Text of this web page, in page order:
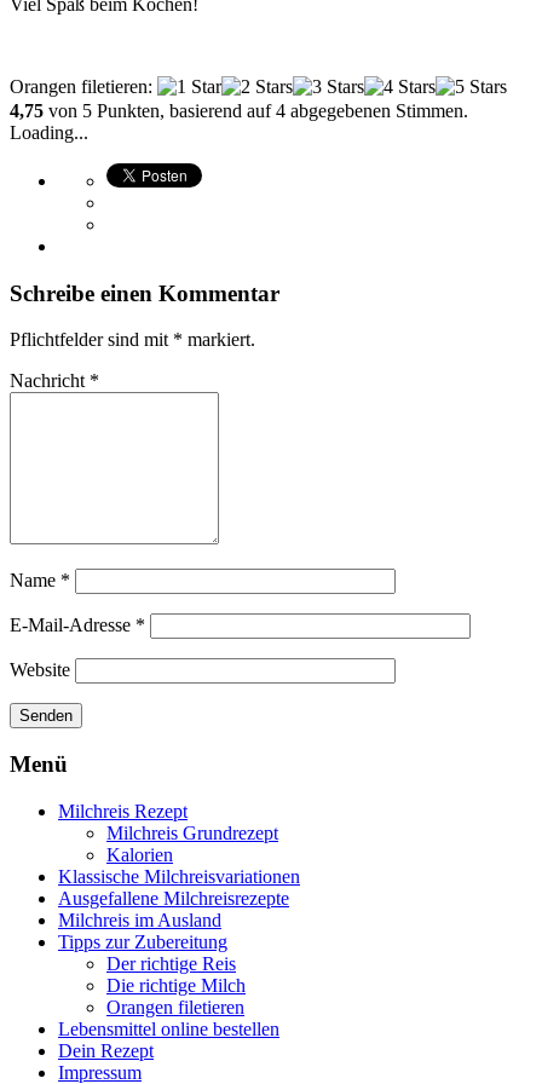
Orangen filetieren:
4,75 von 5 Punkten, basierend auf4 abgegebenen Stimmen.
Loading...
Schreibe einen Kommentar
Pflichtfelder sind mit * markiert.
Nachricht *
Name *
E-Mail-Adresse *
Website
Menü
Milchreis Rezept
Milchreis Grundrezept
Kalorien
Klassische Milchreisvariationen
Ausgefallene Milchreisrezepte
Milchreis im Ausland
Tipps zur Zubereitung
Der richtige Reis
Die richtige Milch
Orangen filetieren
Lebensmittel online bestellen
Dein Rezept
Impressum